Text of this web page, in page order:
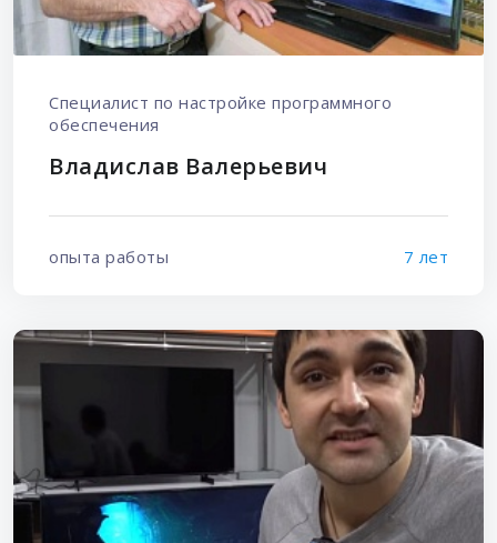
Специалист по настройке программного
обеспечения
Владислав Валерьевич
опыта работы 7 лет